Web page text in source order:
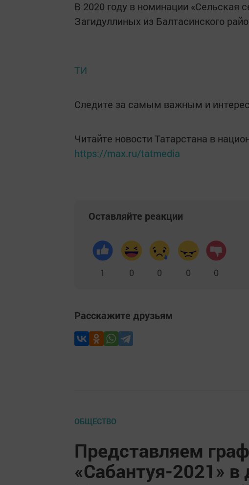
В 2020 году в номинации «Сельская
Загидуллиных из Балтасинского
ТИ
Следите за самым важным и
Читайте новости Татарстана в
https://max.ru/tatmedia
Оставляйте реакции
1 0 0 0 0
Расскажите друзьям
ОБЩЕСТВО
Представляем
«Сабантуя-2021» в